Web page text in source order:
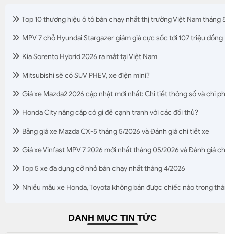
Top 10 thương hiệu ô tô bán chạy nhất thị trường Việt Nam tháng
MPV 7 chỗ Hyundai Stargazer giảm giá cực sốc tới 107 triệu đồng
Kia Sorento Hybrid 2026 ra mắt tại Việt Nam
Mitsubishi sẽ có SUV PHEV, xe điện mini?
Giá xe Mazda2 2026 cập nhật mới nhất: Chi tiết thông số và chi
Honda City nâng cấp có gì để cạnh tranh với các đối thủ?
Bảng giá xe Mazda CX-5 tháng 5/2026 và Đánh giá chi tiết xe
Giá xe Vinfast MPV 7 2026 mới nhất tháng 05/2026 và Đánh giá
Top 5 xe đa dụng cỡ nhỏ bán chạy nhất tháng 4/2026
Nhiều mẫu xe Honda, Toyota không bán được chiếc nào trong
DANH MỤC TIN TỨC